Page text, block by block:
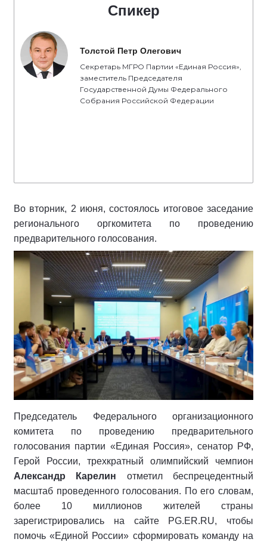
Спикер
Толстой Петр Олегович
Секретарь МГРО Партии «Единая Россия»,
заместитель Председателя
Государственной Думы Федерального
Собрания Российской Федерации
Во вторник, 2 июня, состоялось итоговое заседание
регионального оргкомитета по проведению
предварительного голосования.
Председатель Федерального организационного
комитета по проведению предварительного
голосования партии «Единая Россия», сенатор РФ,
Герой России, трехкратный олимпийский чемпион
Александр Карелин отметил беспрецедентный
масштаб проведенного голосования. По его словам,
более 10 миллионов жителей страны
зарегистрировались на сайте PG.ER.RU, чтобы
помочь «Единой России» сформировать команду на